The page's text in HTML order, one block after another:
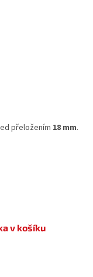
přeložením 18 mm.
v košíku